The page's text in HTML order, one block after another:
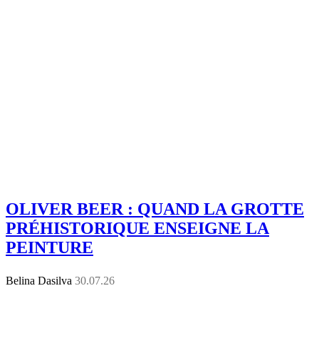
OLIVER BEER : QUAND LA GROTTE
PRÉHISTORIQUE ENSEIGNE LA
PEINTURE
Belina Dasilva 30.07.26